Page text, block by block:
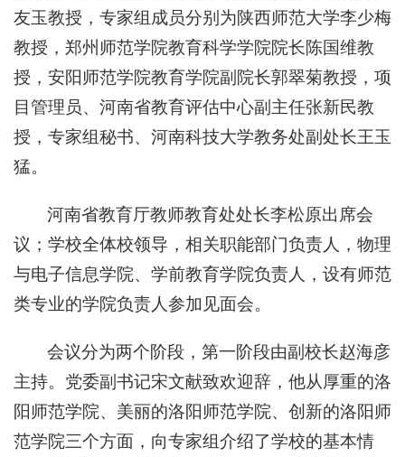
友玉教授，专家组成员分别为陕西师范大学李少梅
教授，郑州师范学院教育科学学院院长陈国维教
授，安阳师范学院教育学院副院长郭翠菊教授，项
目管理员、河南省教育评估中心副主任张新民教
授，专家组秘书、河南科技大学教务处副处长王玉
猛。
河南省教育厅教师教育处处长李松原出席会
议；学校全体校领导，相关职能部门负责人，物理
与电子信息学院、学前教育学院负责人，设有师范
类专业的学院负责人参加见面会。
会议分为两个阶段，第一阶段由副校长赵海彦
主持。党委副书记宋文献致欢迎辞，他从厚重的洛
阳师范学院、美丽的洛阳师范学院、创新的洛阳师
范学院三个方面，向专家组介绍了学校的基本情